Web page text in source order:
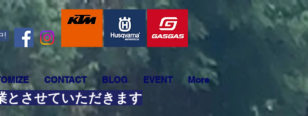
!
CONTACT BLOG EVENT More
とさせていただきます